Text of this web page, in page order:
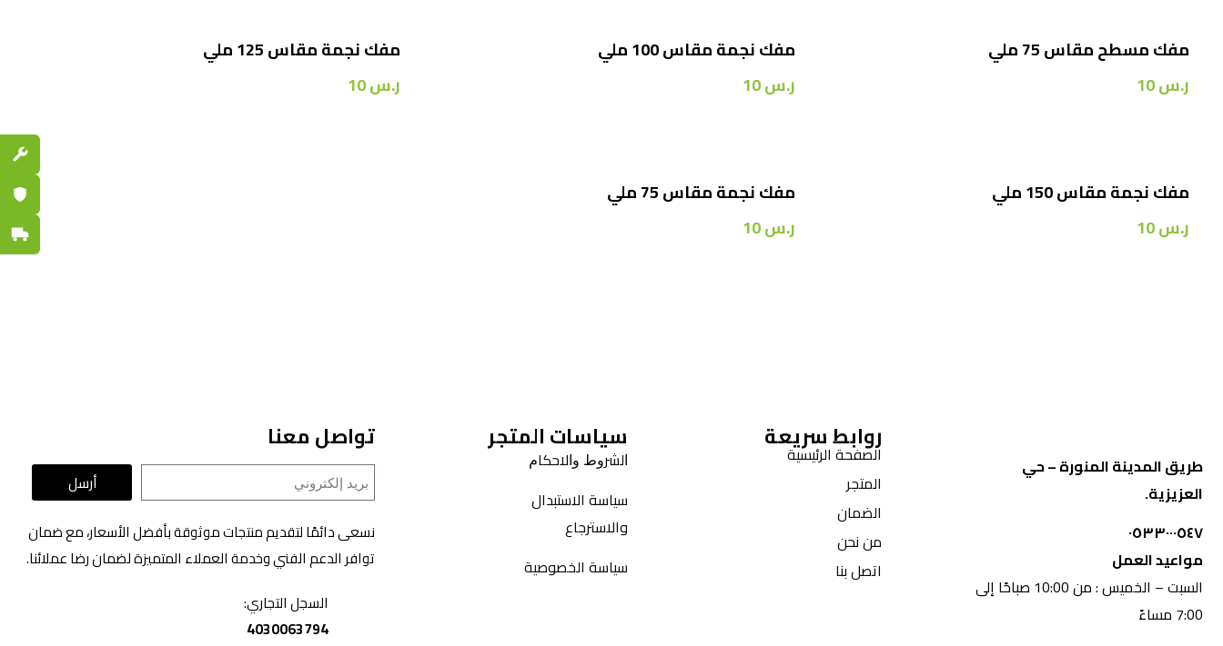
مفك مسطح مقاس 75 ملي
ر.س10
مفك نجمة مقاس 100 ملي
ر.س10
مفك نجمة مقاس 125 ملي
ر.س10
مفك نجمة مقاس 150 ملي
ر.س10
مفك نجمة مقاس 75 ملي
ر.س10
طريق المدينة المنورة – حي
العزيزية.
٠٥٣٣٠٠٠٥٤٧
مواعيد العمل
السبت – الخميس : من 10:00 صباحًا إلى
7:00 مساءً
روابط سريعة
الصفحة الرئيسية
المتجر
الضمان
من نحن
اتصل بنا
سياسات المتجر
ﺍﻟﺸﺮﻭﻁ ﻭﺍﻻﺣﻜﺎﻡ
سياسة الاستبدال
والاسترجاع
سياسة الخصوصية
تواصل معنا
أرسل
نسعى دائمًا لتقديم منتجات موثوقة بأفضل الأسعار، مع ضمان
توافر الدعم الفني وخدمة العملاء المتميزة لضمان رضا عملائنا.
السجل التجاري:
4030063794
قطع
ضمان